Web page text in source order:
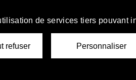
de services tiers pouvant
refuser Personnaliser